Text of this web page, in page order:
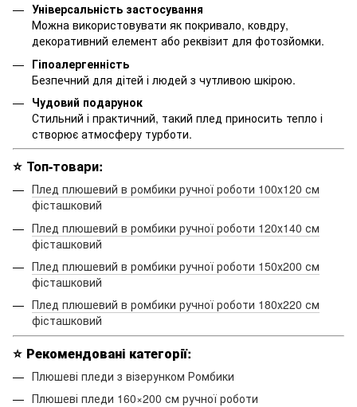
Універсальність застосування
Можна використовувати як покривало, ковдру,
декоративний елемент або реквізит для фотозйомки.
Гіпоалергенність
Безпечний для дітей і людей з чутливою шкірою.
Чудовий подарунок
Стильний і практичний, такий плед приносить тепло і
створює атмосферу турботи.
⭐ Топ-товари:
Плед плюшевий в ромбики ручної роботи 100х120 см
фісташковий
Плед плюшевий в ромбики ручної роботи 120х140 см
фісташковий
Плед плюшевий в ромбики ручної роботи 150х200 см
фісташковий
Плед плюшевий в ромбики ручної роботи 180х220 см
фісташковий
⭐ Рекомендовані категорії:
Плюшеві пледи з візерунком Ромбики
Плюшеві пледи 160×200 см ручної роботи